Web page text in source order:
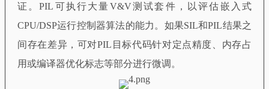
证。PIL可执行大量V&V测试套件，以评估嵌入式
CPU/DSP运行控制器算法的能力。如果SIL和PIL结果之
间存在差异，可对PIL目标代码针对定点精度、内存占
用或编译器优化标志等部分进行微调。